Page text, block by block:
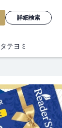
詳細検索
タテヨミ